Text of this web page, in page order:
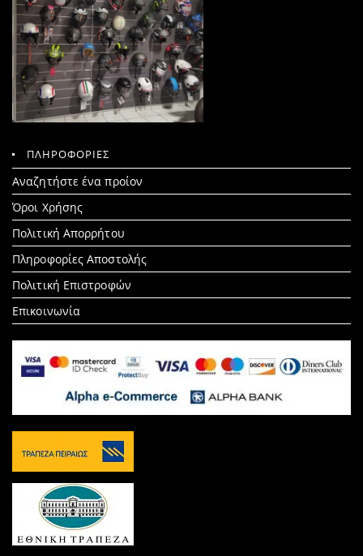
ΠΛΗΡΟΦΟΡΙΕΣ
Αναζητήστε ένα προίον
Search
for:
Όροι Χρήσης
Πολιτική Απορρήτου
Πληροφορίες Αποστολής
Πολιτική Επιστροφών
Επικοινωνία